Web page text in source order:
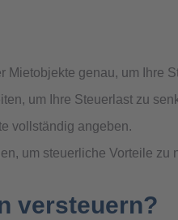
genau, um Ihre
um Ihre Steuerlast zu
vollständig angeben.
um steuerliche Vorteile zu
versteuern?